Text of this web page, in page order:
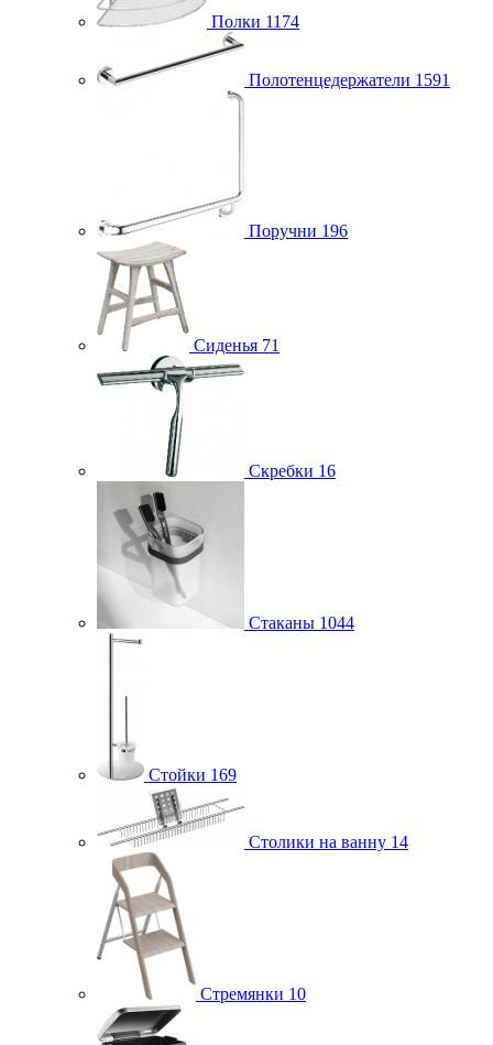
Полки 1174
Полотенцедержатели 1591
Поручни 196
Сиденья 71
Скребки 16
Стаканы 1044
Стойки 169
Столики на ванну 14
Стремянки 10